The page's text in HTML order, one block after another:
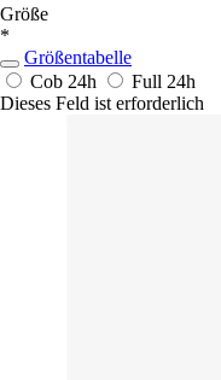
Größe
*
Größentabelle
Cob 24h Full 24h
Dieses Feld ist erforderlich